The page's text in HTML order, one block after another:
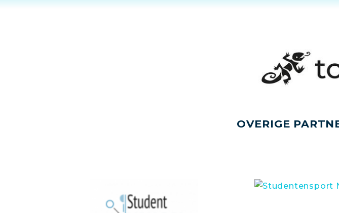
OVERIGE